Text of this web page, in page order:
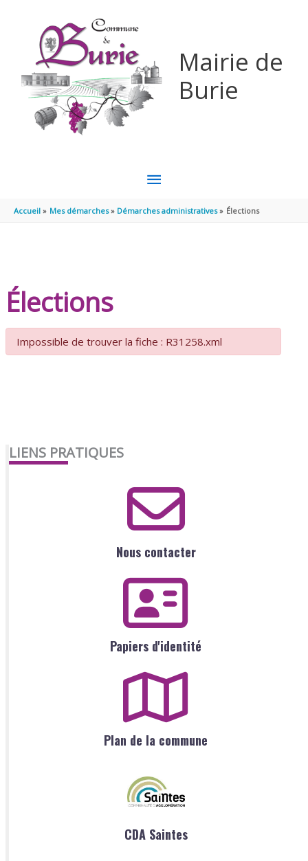
Mairie de
Burie
MENU
PRINCIPAL
Accueil Mes démarches Démarches administratives Élections
Élections
Impossible de trouver la fiche : R31258.xml
LIENS PRATIQUES
Nous contacter
Papiers d'identité
Plan de la commune
CDA Saintes